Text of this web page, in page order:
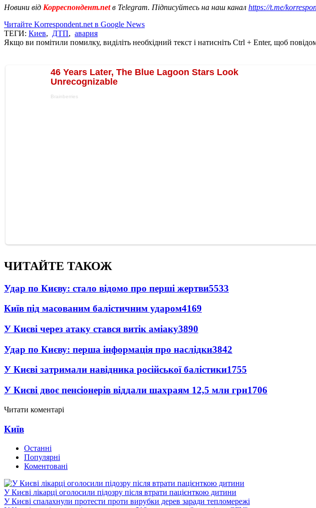
Новини від Корреспондент.netв Telegram. Підписуйтесь на наш канал https://t.me/
Читайте Korrespondent.net в Google News
ТЕГИ: Киев, ДТП, авария
Якщо ви помітили помилку, виділіть необхідний текст і натисніть Ctrl + Enter, щоб
ЧИТАЙТЕ ТАКОЖ
Удар по Києву: стало відомо про перші жертви5533
Київ під масованим балістичним ударом4169
У Києві через атаку стався витік аміаку3890
Удар по Києву: перша інформація про наслідки3842
У Києві затримали навідника російської балістики1755
У Києві двоє пенсіонерів віддали шахраям 12,5 млн грн1706
Читати коментарі
Київ
Останні
Популярні
Коментовані
У Києві лікарці оголосили підозру після втрати пацієнткою дитини
У Києві спалахнули протести проти вирубки дерев заради тепломережі